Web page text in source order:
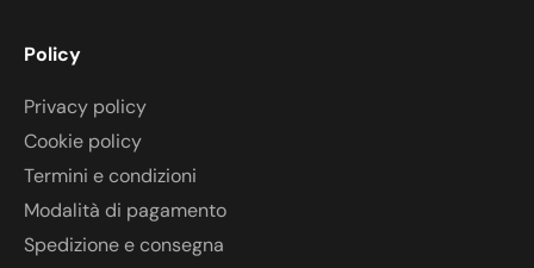
Policy
Privacy policy
Cookie policy
Termini e condizioni
Modalità di pagamento
Spedizione e consegna